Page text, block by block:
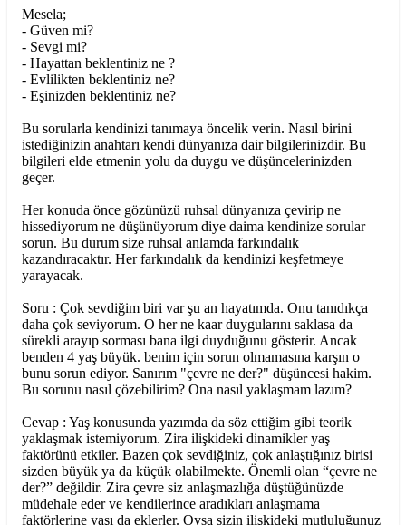
Mesela;
- Güven mi?
- Sevgi mi?
- Hayattan beklentiniz ne ?
- Evlilikten beklentiniz ne?
- Eşinizden beklentiniz ne?
Bu sorularla kendinizi tanımaya öncelik verin. Nasıl birini
istediğinizin anahtarı kendi dünyanıza dair bilgilerinizdir. Bu
bilgileri elde etmenin yolu da duygu ve düşüncelerinizden
geçer.
Her konuda önce gözünüzü ruhsal dünyanıza çevirip ne
hissediyorum ne düşünüyorum diye daima kendinize sorular
sorun. Bu durum size ruhsal anlamda farkındalık
kazandıracaktır. Her farkındalık da kendinizi keşfetmeye
yarayacak.
Soru : Çok sevdiğim biri var şu an hayatımda. Onu tanıdıkça
daha çok seviyorum. O her ne kaar duygularını saklasa da
sürekli arayıp sorması bana ilgi duyduğunu gösterir. Ancak
benden 4 yaş büyük. benim için sorun olmamasına karşın o
bunu sorun ediyor. Sanırım "çevre ne der?" düşüncesi hakim.
Bu sorunu nasıl çözebilirim? Ona nasıl yaklaşmam lazım?
Cevap : Yaş konusunda yazımda da söz ettiğim gibi teorik
yaklaşmak istemiyorum. Zira ilişkideki dinamikler yaş
faktörünü etkiler. Bazen çok sevdiğiniz, çok anlaştığınız birisi
sizden büyük ya da küçük olabilmekte. Önemli olan “çevre ne
der?” değildir. Zira çevre siz anlaşmazlığa düştüğünüzde
müdehale eder ve kendilerince aradıkları anlaşmama
faktörlerine yaşı da eklerler. Oysa sizin ilişkideki mutluluğunuz